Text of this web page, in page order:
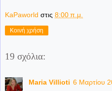
KaPaworld στις 8:00 π.μ.
Κοινή χρήση
19 σχόλια:
Maria Villioti 6 Μαρτίου